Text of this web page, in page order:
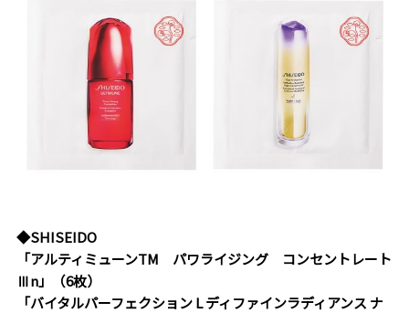
◆SHISEIDO
「アルティミューンTM パワライジング コンセントレート
Ⅲn」（6枚）
「バイタルパーフェクション L ディファインラディアンス ナ